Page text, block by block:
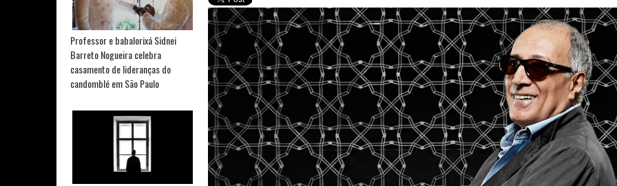
Professor e babalorixá Sidnei
Barreto Nogueira celebra
casamento de lideranças do
candomblé em São Paulo